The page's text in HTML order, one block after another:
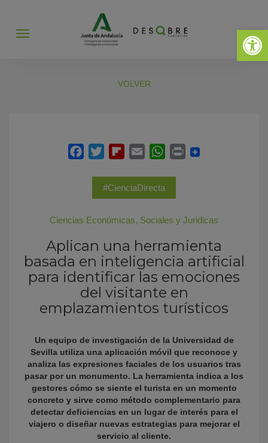
Abrir
Abrir
VOLVER
#CienciaDirecta
Ciencias Económicas, Sociales y Juridicas
Aplican una herramienta
basada en inteligencia artificial
para identificar las emociones
del visitante en
emplazamientos turísticos
Un equipo de investigación de la Universidad de
Sevilla utiliza una aplicación móvil que reconoce y
analiza las expresiones faciales de los usuarios tras
pasar por un monumento. La herramienta indica a los
gestores cómo se siente el turista en un momento
concreto y sirve como método complementario para
detectar deficiencias en un lugar de interés para el
viajero o diseñar nuevas estrategias para mejorar el
servicio al cliente.